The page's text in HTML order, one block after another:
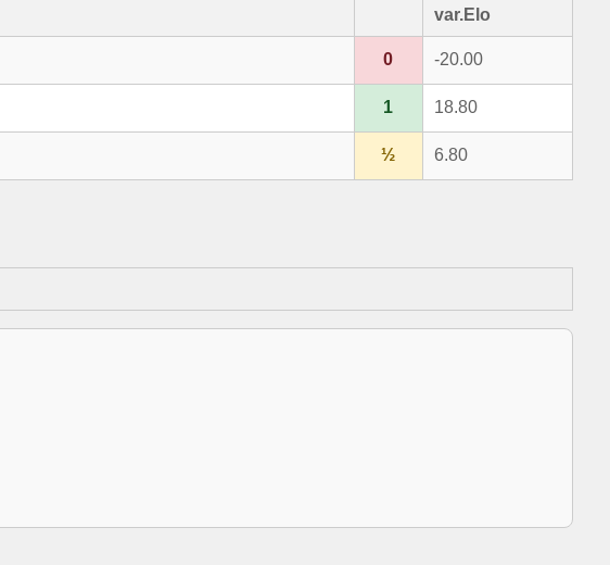
var.Elo
0 -20.00
1 18.80
½ 6.80